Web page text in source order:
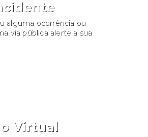
alguma ocorrência ou
via pública alerte a sua
Virtual